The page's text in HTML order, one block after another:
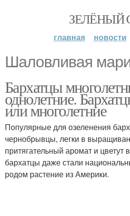
ЗЕЛЁНЫЙ
главная новости
Шаловливая
Бархатцы
однолетние.
или многолетние
Популярные для озеленения
чернобрывцы, легки в
притягательный аромат и цветут
бархатцы даже стали
родом растение из Америки.